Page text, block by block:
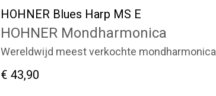
HOHNER Blues Harp MS E
HOHNER Mondharmonica
Wereldwijd meest verkochte mondharmonica
€ 43,90